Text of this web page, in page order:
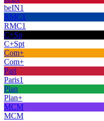
beIN1
RMC1
RMC1
C+Sp
C+Spt
Com+
Com+
Pari
Paris1
Plan
Plan+
MCM
MCM